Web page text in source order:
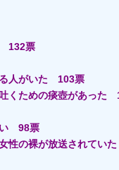
132票
る人がいた 103票
くための痰壺があった
い 98票
性の裸が放送されてい